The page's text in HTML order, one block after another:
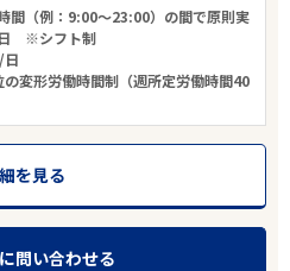
間（例：9:00～23:00）の間で原則実
※シフト制
日
の変形労働時間制（週所定労働時間40
を見る
問い合わせる